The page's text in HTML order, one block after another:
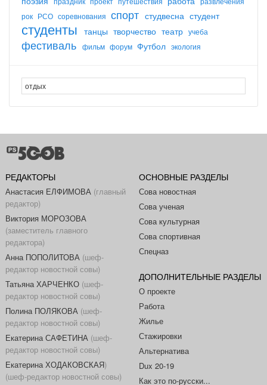
рок РСО соревнования спорт студвесна студент
студенты танцы творчество театр учеба
фестиваль фильм форум Футбол экология
РЕДАКТОРЫ
Анастасия ЕЛФИМОВА (главный
редактор)
Виктория МОРОЗОВА
(заместитель главного
редактора)
Анна ПОПОЛИТОВА (шеф-
редактор новостной совы)
Татьяна ХАРЧЕНКО(шеф-
редактор новостной совы)
Полина ПОЛЯКОВА (шеф-
редактор новостной совы)
Екатерина САФЕТИНА (шеф-
редактор новостной совы)
Екатерина ХОДАКОВСКАЯ)
(шеф-редактор новостной совы)
ОСНОВНЫЕ РАЗДЕЛЫ
Сова новостная
Сова ученая
Сова культурная
Сова спортивная
Спецназ
ДОПОЛНИТЕЛЬНЫЕ РАЗДЕЛЫ
О проекте
Работа
Жилье
Стажировки
Альтернатива
Dux 20-19
Как это по-русски...